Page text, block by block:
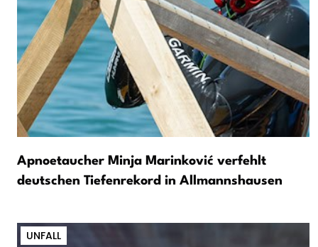
Apnoetaucher Minja Marinković verfehlt
deutschen Tiefenrekord in Allmannshausen
UNFALL